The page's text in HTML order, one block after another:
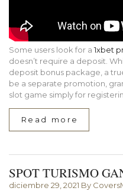
Some users look for a 1xbet
doesn’t require a deposit.
deposit bonus package, a
be a separate promotion,
slot game simply for
Read more
SPOT TURISMO
diciembre 29, 2021 By